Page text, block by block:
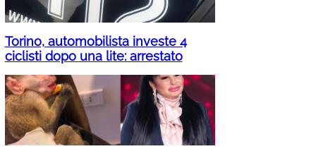
Torino, automobilista investe 4
ciclisti dopo una lite: arrestato